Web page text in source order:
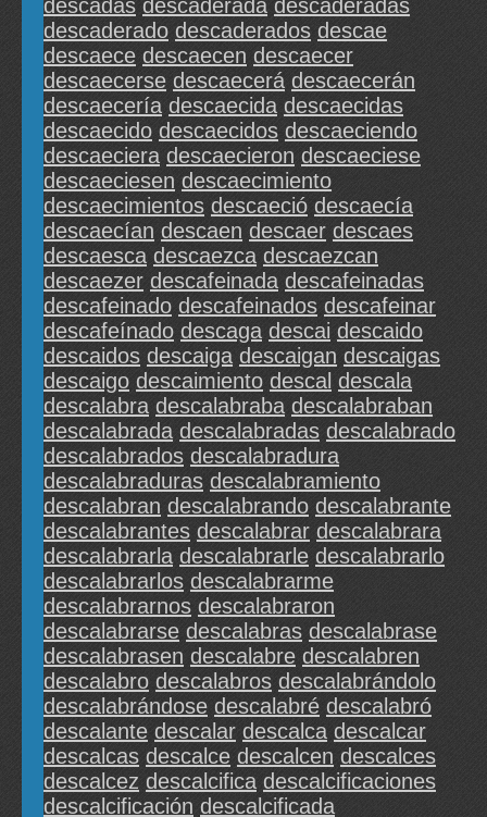
descadas descaderada descaderadas
descaderado descaderados descae
descaece descaecen descaecer
descaecerse descaecerá descaecerán
descaecería descaecida descaecidas
descaecido descaecidos descaeciendo
descaeciera descaecieron descaeciese
descaeciesen descaecimiento
descaecimientos descaeció descaecía
descaecían descaen descaer descaes
descaesca descaezca descaezcan
descaezer descafeinada descafeinadas
descafeinado descafeinados descafeinar
descafeínado descaga descai descaido
descaidos descaiga descaigan descaigas
descaigo descaimiento descal descala
descalabra descalabraba descalabraban
descalabrada descalabradas descalabrado
descalabrados descalabradura
descalabraduras descalabramiento
descalabran descalabrando descalabrante
descalabrantes descalabrar descalabrara
descalabrarla descalabrarle descalabrarlo
descalabrarlos descalabrarme
descalabrarnos descalabraron
descalabrarse descalabras descalabrase
descalabrasen descalabre descalabren
descalabro descalabros descalabrándolo
descalabrándose descalabré descalabró
descalante descalar descalca descalcar
descalcas descalce descalcen descalces
descalcez descalcifica descalcificaciones
descalcificación descalcificada